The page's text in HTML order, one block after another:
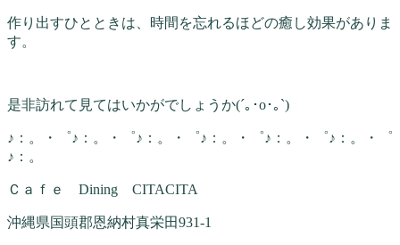
作り出すひとときは、時間を忘れるほどの癒し効果がありま
す。
是非訪れて見てはいかがでしょうか(´｡･o･｡`)
♪：。・゜♪：。・゜♪：。・゜♪：。・゜♪：。・゜♪：。・゜
♪：。
Ｃａｆｅ Dining CITACITA
沖縄県国頭郡恩納村真栄田931-1